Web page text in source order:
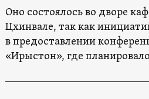
Оно состоялось во дворе
Цхинвале, так как
в предоставлении
«Ирыстон», где